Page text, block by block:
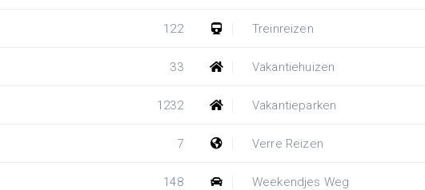
122
33
1232
7
148
Treinreizen
Vakantiehuizen
Vakantieparken
Verre Reizen
Weekendjes Weg